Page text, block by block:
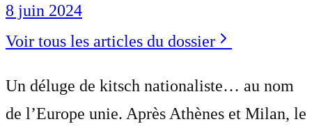
8 juin 2024
Voir tous les articles du dossier
Un déluge de kitsch nationaliste… au nom
de l’Europe unie. Après Athènes et Milan, le